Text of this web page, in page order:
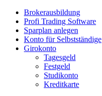
Brokerausbildung
Profi Trading Software
Sparplan anlegen
Konto für Selbstständige
Girokonto
Tagesgeld
Festgeld
Studikonto
Kreditkarte